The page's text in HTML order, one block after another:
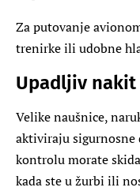
Za putovanje
trenirke ili udobne
Upadljiv
Velike naušnice,
aktiviraju sigurnosne
kontrolu morate
kada ste u žurbi ili